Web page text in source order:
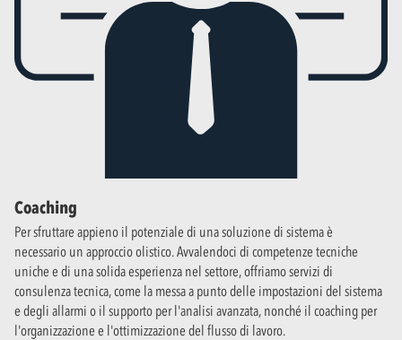
Coaching
Per sfruttare appieno il potenziale di una soluzione di sistema è
necessario un approccio olistico. Avvalendoci di competenze tecniche
uniche e di una solida esperienza nel settore, offriamo servizi di
consulenza tecnica, come la messa a punto delle impostazioni del sistema
e degli allarmi o il supporto per l'analisi avanzata, nonché il coaching per
l'organizzazione e l'ottimizzazione del flusso di lavoro.